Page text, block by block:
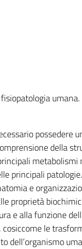
umana.
possedere
della
metabolismi
principali
e
proprietà
e alla funzione
le
dell’organismo